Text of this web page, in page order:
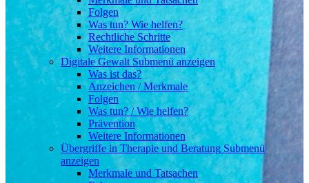
Folgen
Was tun? Wie helfen?
Rechtliche Schritte
Weitere Informationen
Digitale Gewalt Submenü anzeigen
Was ist das?
Anzeichen / Merkmale
Folgen
Was tun? / Wie helfen?
Prävention
Weitere Informationen
Übergriffe in Therapie und Beratung Submenü
anzeigen
Merkmale und Tatsachen